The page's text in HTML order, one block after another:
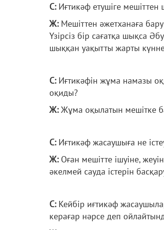
С: Иғтикәф етушіге
Ж: Мешіттен әжетханаға
Үзірсіз бір сағатқа шықса
шыққан уақытты жарты
С: Иғтикәфін жұма намазы
оқиды?
Ж:Жұма оқылатын мешітке
С: Иғтикәф жасаушыға не
Ж: Оған мешітте ішуіне,
әкелмей сауда істерін
С: Кейбір иғтикәф
керағар нәрсе деп